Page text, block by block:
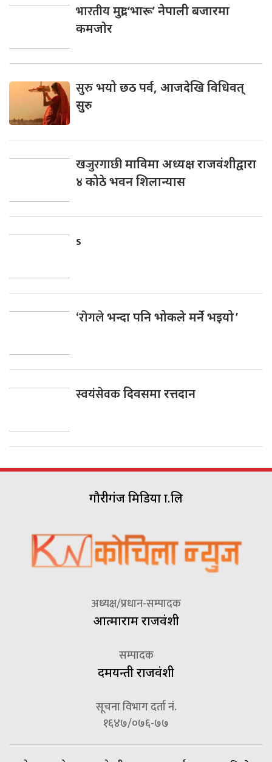
भारतीयमुद्रा ‘भारू’ नेपाली बजारमा
कमजाेर
सुरुभयो छठ पर्व, आजदेखि विधिवत्
सुरु
खजुरगाछीमाविमा अध्यक्ष राजवंशीद्वारा
४ कोठे भवन शिलान्यास
s
‘रोगलेभन्दा पनि भोकले मर्ने भइयो ’
स्वयंसेवकदिवसमा रत्तदान
गौरीगंज मिडिया प्रा.लि
अध्यक्ष/प्रधान-सम्पादक
आत्माराम राजवंशी
सम्पादक
दमयन्ती राजवंशी
सूचना विभाग दर्ता नं.
१६४७/०७६-७७